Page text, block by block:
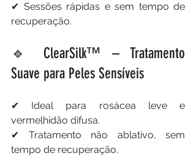
✔ Sessões rápidas e sem tempo de
recuperação.
🔹 ClearSilk™ – Tratamento
Suave para Peles Sensíveis
✔ Ideal para rosácea leve e
vermelhidão difusa.
✔ Tratamento não ablativo, sem
tempo de recuperação.